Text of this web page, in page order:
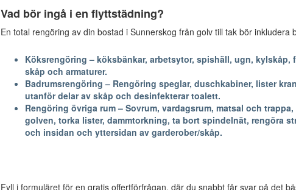
Vad bör ingå i en flyttstädning?
En total rengöring av din bostad i Sunnerskog från golv till tak bör inkludera
Köksrengöring – köksbänkar, arbetsytor, spishäll, ugn, kylskåp,
skåp och armaturer.
Badrumsrengöring – Rengöring speglar, duschkabiner, lister
utanför delar av skåp och desinfekterar toalett.
Rengöring övriga rum – Sovrum, vardagsrum, matsal och
golven, torka lister, dammtorkning, ta bort spindelnät, rengöra
och insidan och yttersidan av garderober/skåp.
Fyll i formuläret för en gratis offertförfrågan, där du snabbt får svar på det